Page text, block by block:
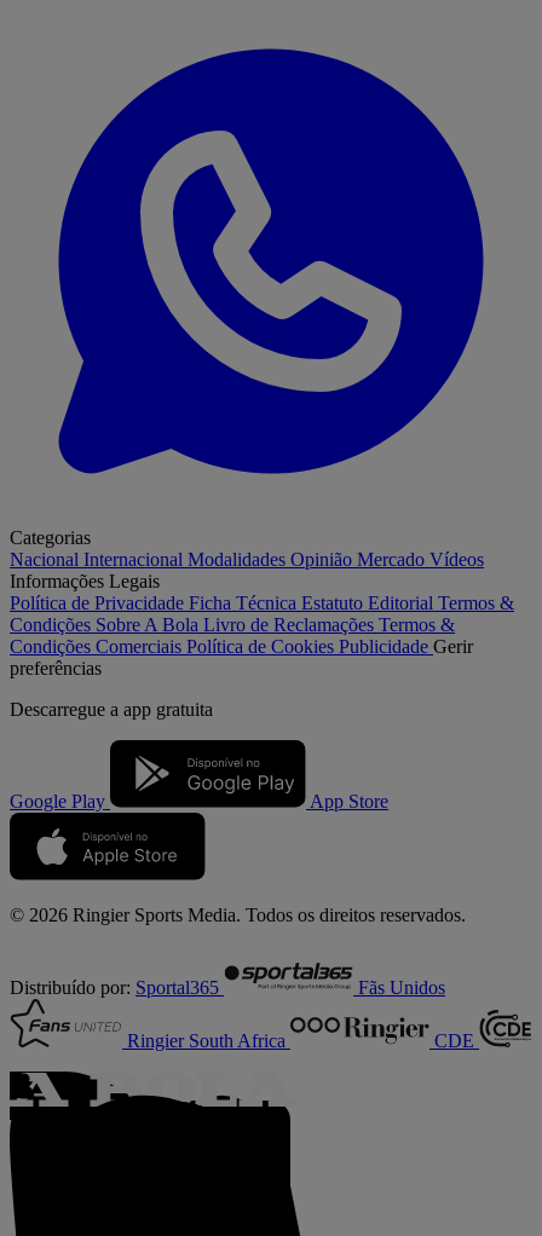
Categorias
Nacional Internacional Modalidades Opinião Mercado Vídeos
Informações Legais
Política de Privacidade Ficha Técnica Estatuto Editorial Termos &
Condições Sobre A Bola Livro de Reclamações Termos &
Condições Comerciais Política de Cookies Publicidade Gerir
preferências
Descarregue a app gratuita
Google Play App Store
© 2026 Ringier Sports Media. Todos os direitos reservados.
Distribuído por: Sportal365 Fãs Unidos
Ringier South Africa CDE